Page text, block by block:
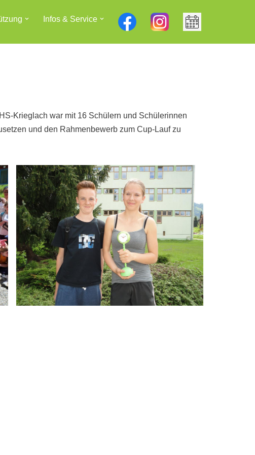
Infos & Service
Krieglach war mit 16 Schülern und Schülerinnen
und den Rahmenbewerb zum Cup-Lauf zu